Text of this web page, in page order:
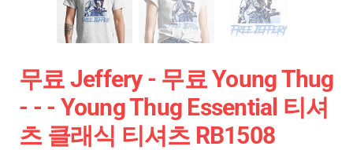
무료 Jeffery - 무료 Young Thug
- - - Young Thug Essential 티셔
츠 클래식 티셔츠 RB1508